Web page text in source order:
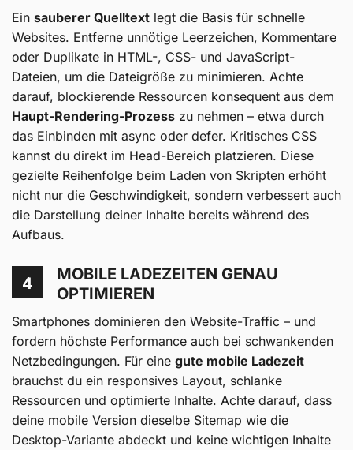
Ein sauberer Quelltext legt die Basis für schnelle
Websites. Entferne unnötige Leerzeichen, Kommentare
oder Duplikate in HTML-, CSS- und JavaScript-
Dateien, um die Dateigröße zu minimieren. Achte
darauf, blockierende Ressourcen konsequent aus dem
Haupt-Rendering-Prozess zu nehmen – etwa durch
das Einbinden mit async oder defer. Kritisches CSS
kannst du direkt im Head-Bereich platzieren. Diese
gezielte Reihenfolge beim Laden von Skripten erhöht
nicht nur die Geschwindigkeit, sondern verbessert auch
die Darstellung deiner Inhalte bereits während des
Aufbaus.
4
MOBILE LADEZEITEN GENAU
OPTIMIEREN
Smartphones dominieren den Website-Traffic – und
fordern höchste Performance auch bei schwankenden
Netzbedingungen. Für eine gute mobile Ladezeit
brauchst du ein responsives Layout, schlanke
Ressourcen und optimierte Inhalte. Achte darauf, dass
deine mobile Version dieselbe Sitemap wie die
Desktop-Variante abdeckt und keine wichtigen Inhalte